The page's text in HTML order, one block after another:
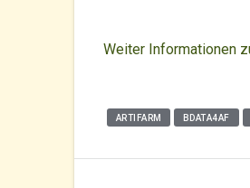
Weiter Informationen
ARTIFARM BDATA4AF